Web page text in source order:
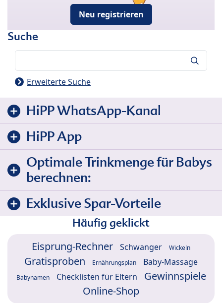
Neu registrieren
Suche
Erweiterte Suche
HiPP WhatsApp-Kanal
HiPP App
Optimale Trinkmenge für Babys
berechnen:
Exklusive Spar-Vorteile
Häufig geklickt
Eisprung-Rechner Schwanger Wickeln
Gratisproben Ernährungsplan Baby-Massage
Babynamen Checklisten für Eltern
Gewinnspiele
Online-Shop